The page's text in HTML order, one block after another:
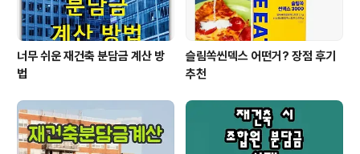
너무 쉬운 재건축 분담금 계산 방
법
슬림쏙씬덱스 어떤거? 장점 후기
추천